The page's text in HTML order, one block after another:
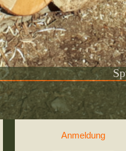
Anmeldung